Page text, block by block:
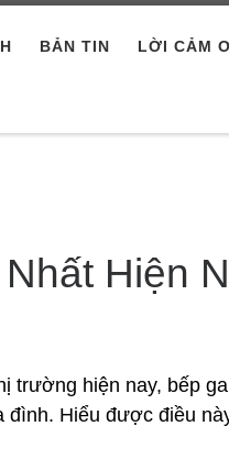
BẢN TIN LỜI CẢM
Hiện
trường hiện nay, bếp
Hiểu được điều